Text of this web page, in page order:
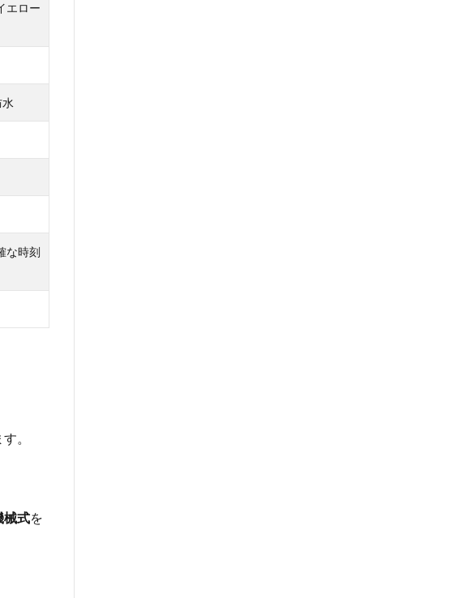
エロー
な時刻
。
械式を